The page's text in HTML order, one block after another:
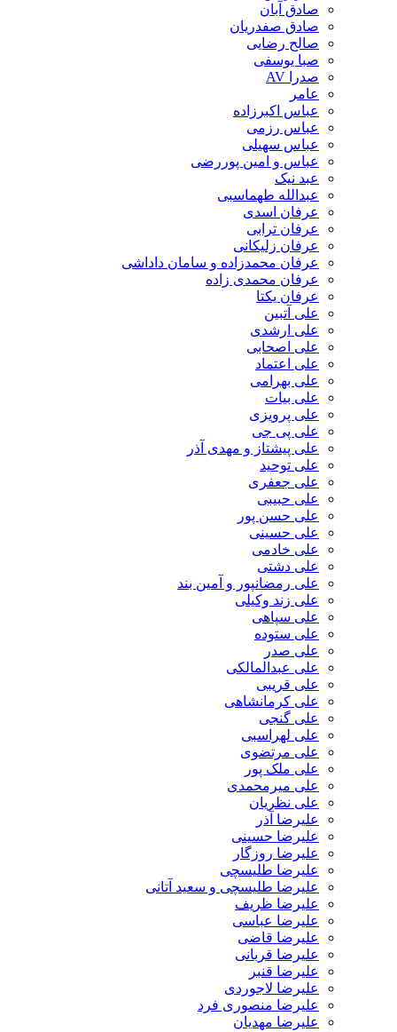
صادق آبان
صادق صفدریان
صالح رضایی
صبا یوسفی
عباس اکبرزاده
عباس رزمی
عباس سهیلی
عباس و امین پوررضی
عبد نیک
عبدالله طهماسبی‎
عرفان اسدی
عرفان ترابی
عرفان زلیکانی
عرفان محمدزاده و سامان داداشی
عرفان محمدی زاده
عرفان یکتا
علی آتبین
علی ارشدی
علی اصحابی
علی اعتماد
علی بهرامی
علی بیات
علی پرویزی
علی پی جی
علی پیشتاز و مهدی آذر
علی توحید
علی جعفری
علی حبیبی
علی حسن پور
علی حسینی
علی خادمی
علی دشتی
علی رمضانپور و آمین بند
علی زند وکیلی
علی سپاهی
علی ستوده
علی صدر
علی عبدالمالکی
علی قریبی
علی کرمانشاهی
علی گنجی
علی لهراسبی
علی مرتضوی
علی ملک پور
علی میرمحمدی
علی نظریان
علیرضا آذر
علیرضا حسینی
علیرضا روزگار
علیرضا طلیسچی
علیرضا طلیسچی و سعید آتانی
علیرضا ظریف
علیرضا عباسی
علیرضا قاضی
علیرضا قربانی
علیرضا قنبر
علیرضا لاجوردی
علیرضا منصوری فرد
علیرضا مهدیان